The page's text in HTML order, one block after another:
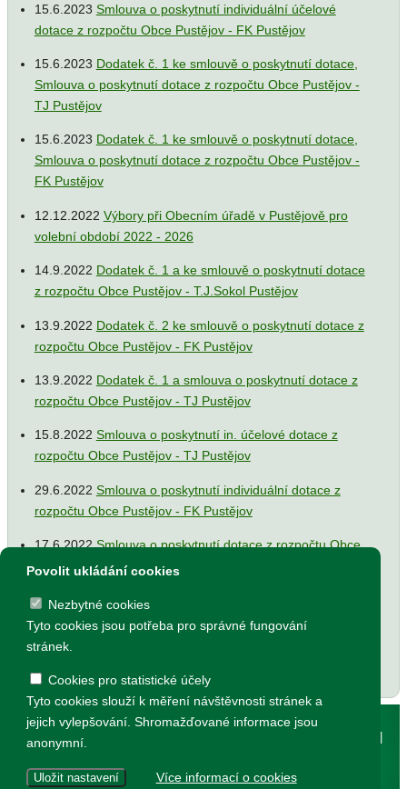
15.6.2023 Smlouva o poskytnutí individuální účelové
dotace z rozpočtu Obce Pustějov - FK Pustějov
15.6.2023 Dodatek č. 1 ke smlouvě o poskytnutí dotace,
Smlouva o poskytnutí dotace z rozpočtu Obce Pustějov -
TJ Pustějov
15.6.2023 Dodatek č. 1 ke smlouvě o poskytnutí dotace,
Smlouva o poskytnutí dotace z rozpočtu Obce Pustějov -
FK Pustějov
12.12.2022 Výbory při Obecním úřadě v Pustějově pro
volební období 2022 - 2026
14.9.2022 Dodatek č. 1 a ke smlouvě o poskytnutí dotace
z rozpočtu Obce Pustějov - T.J.Sokol Pustějov
13.9.2022 Dodatek č. 2 ke smlouvě o poskytnutí dotace z
rozpočtu Obce Pustějov - FK Pustějov
13.9.2022 Dodatek č. 1 a smlouva o poskytnutí dotace z
rozpočtu Obce Pustějov - TJ Pustějov
15.8.2022 Smlouva o poskytnutí in. účelové dotace z
rozpočtu Obce Pustějov - TJ Pustějov
29.6.2022 Smlouva o poskytnutí individuální dotace z
rozpočtu Obce Pustějov - FK Pustějov
17.6.2022 Smlouva o poskytnutí dotace z rozpočtu Obce
Pustějov - Římskokatolická farnost Pustějov
17.6.2022 Dodatek č. 1 ke smlouvě o poskytnutí dotace z
rozpočtu Obce Pustějov - FK Pustějov
© 2002 - 2026 všechna práva vyhrazena pro
Obec Pustějov, Pustějov čp. 54, 742 43
vytvořeno vdave design, připomínky k webu posílejte na
Povolit ukládání cookies
Nezbytné cookies
Tyto cookies jsou potřeba pro správné fungování
stránek.
Cookies pro statistické účely
Tyto cookies slouží k měření návštěvnosti stránek a
jejich vylepšování. Shromažďované informace jsou
anonymní.
Uložit nastavení Více informací o cookies